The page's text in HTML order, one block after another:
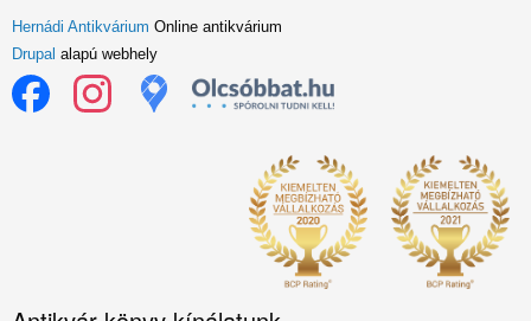
Hernádi Antikvárium Online antikvárium
Drupal alapú webhely